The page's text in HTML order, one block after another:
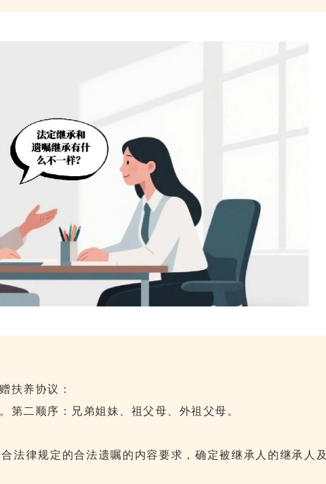
扶养协议：
第二顺序：兄弟姐妹、祖父母、外祖父母。
法律规定的合法遗嘱的内容要求，确定被继承人的继承人及